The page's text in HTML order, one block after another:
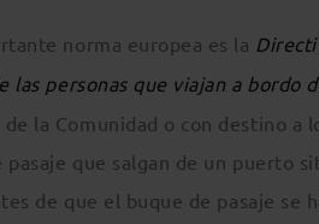
norma europea es la
las personas que viajan a bordo
la Comunidad o con destino a
pasaje que salgan de un puerto
de que el buque de pasaje se